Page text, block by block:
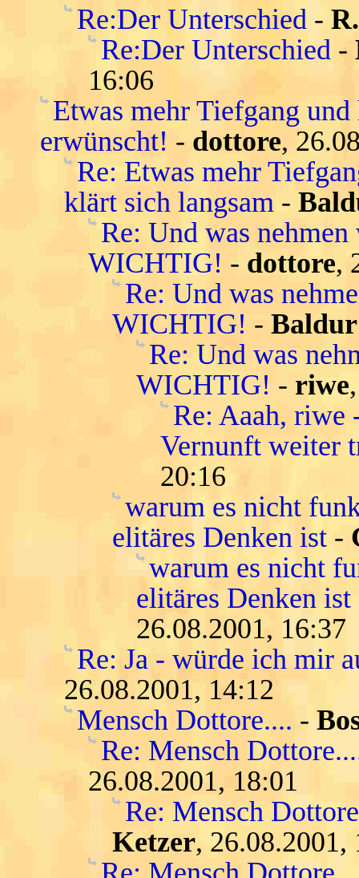
Re:Der Unterschied -
Re:Der Unterschied -
16:06
Etwas mehr Tiefgang
erwünscht! - dottore,
Re: Etwas mehr
klärt sich langsam -
Re: Und was
WICHTIG! - dottore,
Re: Und was
WICHTIG! -
Re: Und was
WICHTIG! - riwe
Re: Aaah, riwe
Vernunft weiter
20:16
warum es nicht
elitäres Denken ist -
warum es nicht
elitäres Denken
26.08.2001, 16:37
Re: Ja - würde ich mir
26.08.2001, 14:12
Mensch Dottore.... -
Re: Mensch
26.08.2001, 18:01
Re: Mensch
Ketzer, 26.08.2001,